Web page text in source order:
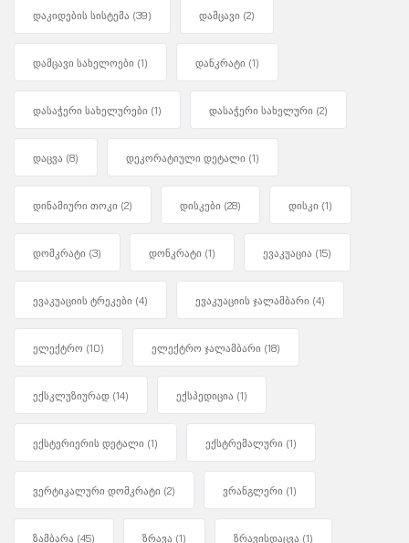
დაკიდების სისტემა (39) დამცავი (2)
დამცავი სახელოები (1) დანკრატი (1)
დასაჭერი სახელურები (1) დასაჭერი სახელური (2)
დაცვა (8) დეკორატიული დეტალი (1)
დინამიური თოკი (2) დისკები (28) დისკი (1)
დომკრატი (3) დონკრატი (1) ევაკუაცია (15)
ევაკუაციის ტრეკები (4) ევაკუაციის ჯალამბარი (4)
ელექტრო (10) ელექტრო ჯალამბარი (18)
ექსკლუზიურად (14) ექსპედიცია (1)
ექსტერიერის დეტალი (1) ექსტრემალური (1)
ვერტიკალური დომკრატი (2) ვრანგლერი (1)
ზამბარა (45) ზრავა (1) ზრავისდაცვა (1)